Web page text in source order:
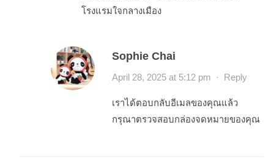
โรงแรมใจกลางเมือง
Sophie Chai
April 28, 2025 at 5:12 pm · Reply
เราได้ตอบกลับอีเมลของคุณแล้ว
กรุณาตรวจสอบกล่องจดหมายของคุณ